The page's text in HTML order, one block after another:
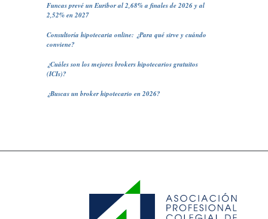
Funcas prevé un Euribor al 2,68% a finales de 2026 y al
2,52% en 2027
Consultoría hipotecaria online: ¿Para qué sirve y cuándo
conviene?
¿Cuáles son los mejores brokers hipotecarios gratuitos
(ICIs)?
¿Buscas un broker hipotecario en 2026?